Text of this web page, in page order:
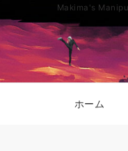
Makima's
ホーム